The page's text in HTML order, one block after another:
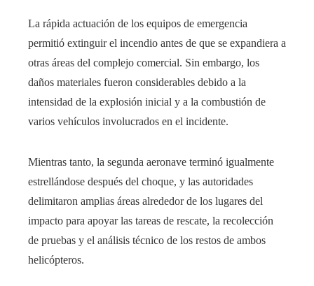
La rápida actuación de los equipos de emergencia
permitió extinguir el incendio antes de que se expandiera a
otras áreas del complejo comercial. Sin embargo, los
daños materiales fueron considerables debido a la
intensidad de la explosión inicial y a la combustión de
varios vehículos involucrados en el incidente.
Mientras tanto, la segunda aeronave terminó igualmente
estrellándose después del choque, y las autoridades
delimitaron amplias áreas alrededor de los lugares del
impacto para apoyar las tareas de rescate, la recolección
de pruebas y el análisis técnico de los restos de ambos
helicópteros.